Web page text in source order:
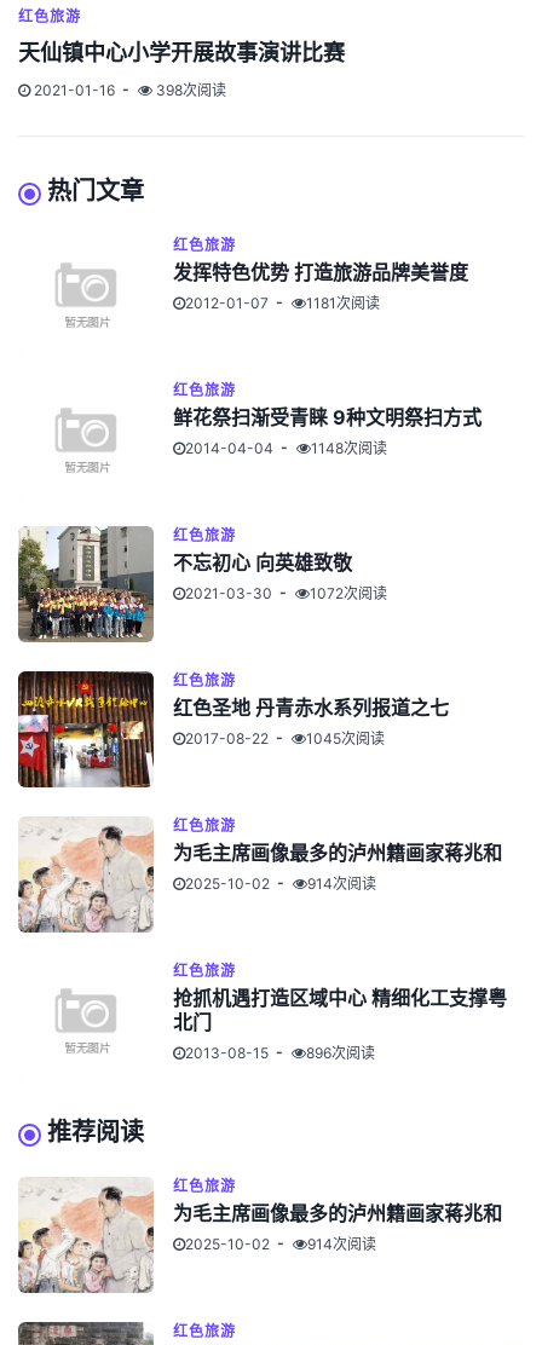
红色旅游
天仙镇中心小学开展故事演讲比赛
2021-01-16 398次阅读
热门文章
红色旅游
发挥特色优势 打造旅游品牌美誉度
2012-01-07 1181次阅读
红色旅游
鲜花祭扫渐受青睐 9种文明祭扫方式
2014-04-04 1148次阅读
红色旅游
不忘初心 向英雄致敬
2021-03-30 1072次阅读
红色旅游
红色圣地 丹青赤水系列报道之七
2017-08-22 1045次阅读
红色旅游
为毛主席画像最多的泸州籍画家蒋兆和
2025-10-02 914次阅读
红色旅游
抢抓机遇打造区域中心 精细化工支撑粤
北门
2013-08-15 896次阅读
推荐阅读
红色旅游
为毛主席画像最多的泸州籍画家蒋兆和
2025-10-02 914次阅读
红色旅游